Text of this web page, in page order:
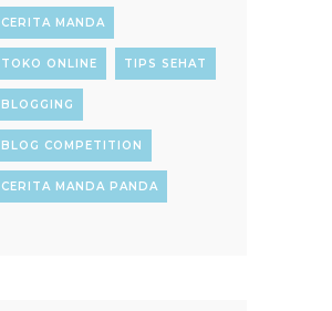
CERITA MANDA
TOKO ONLINE TIPS SEHAT
BLOGGING
BLOG COMPETITION
CERITA MANDA PANDA